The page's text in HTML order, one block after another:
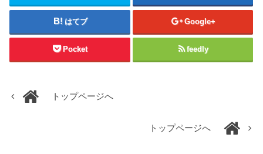
はてブ Google+
Pocket feedly
トップページへ
トップページへ